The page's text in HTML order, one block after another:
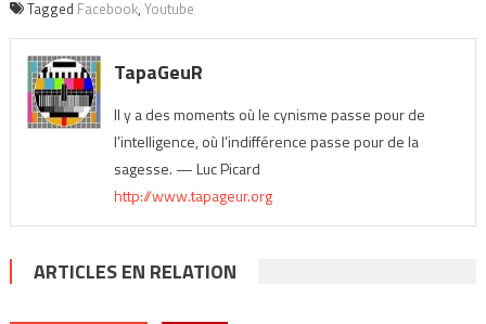
Tagged Facebook, Youtube
TapaGeuR
Il y a des moments où le cynisme passe pour de
l’intelligence, où l’indifférence passe pour de la
sagesse. — Luc Picard
http://www.tapageur.org
ARTICLES EN RELATION